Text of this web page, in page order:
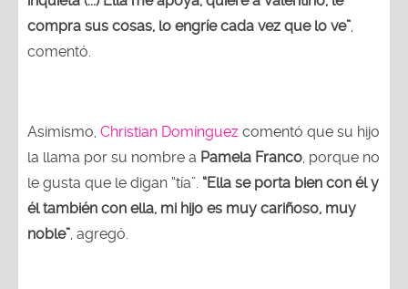
compra sus cosas, lo engríe cada vez que lo ve”
comentó.
Asimismo, Christian Domínguez comentó que su hijo
la llama por su nombre a Pamela Franco , porque no
le gusta que le digan “tía”. “Ella se porta bien con él y
él también con ella, mi hijo es muy cariñoso, muy
noble” , agregó.